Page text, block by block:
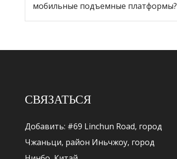
мобильные подъемные платформы?
СВЯЗАТЬСЯ
Добавить: #69 Linchun Road, город
Чжаньци, район Иньчжоу, город